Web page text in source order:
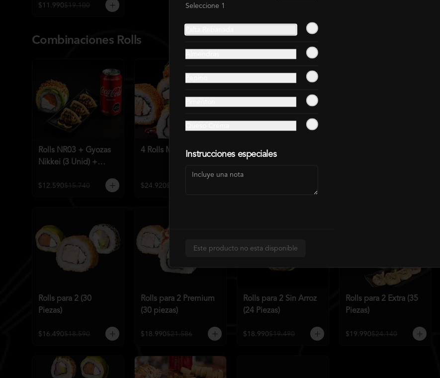
$11.990$19.100
Combinaciones Rolls
Rolls NR03 + Gyozas
Nikkei (3 Unid) +
$12.590$15.740
4 Rolls Mundialeros
$24.920$31.190
Rolls para 1 (15
Rolls para 2 (30
Piezas)
$16.490$18.590
Rolls para 2 Premium
(30 piezas)
$18.990$21.586
Rolls para 2 Sin Arroz
(24 Piezas)
$18.990$19.490
Rolls para 2 Extra (35
Piezas)
$19.990$24.140
Seleccione 1
Instrucciones especiales
Este producto no esta disponible